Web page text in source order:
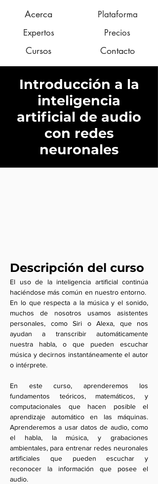
Acerca
Expertos
Cursos
Plataforma
Precios
Contacto
Introducción a la
inteligencia
artificial de audio
con redes
neuronales
Descripción del curso
El uso de la inteligencia artificial continúa
haciéndose más común en nuestro entorno.
En lo que respecta a la música y el sonido,
muchos de nosotros usamos asistentes
personales, como Siri o Alexa, que nos
ayudan a transcribir automáticamente
nuestra habla, o que pueden escuchar
música y decirnos instantáneamente el autor
o intérprete.
En este curso, aprenderemos los
fundamentos teóricos, matemáticos, y
computacionales que hacen posible el
aprendizaje automático en las máquinas.
Aprenderemos a usar datos de audio, como
el habla, la música, y grabaciones
ambientales, para entrenar redes neuronales
artificiales que pueden escuchar y
reconocer la información que posee el
audio.